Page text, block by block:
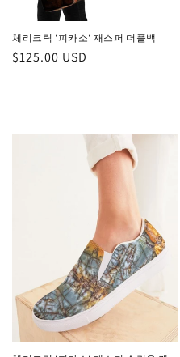
체리크릭 '피카소' 재스퍼 더플백
정
$125.00 USD